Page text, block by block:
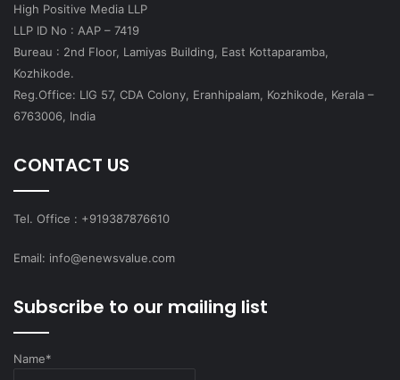
High Positive Media LLP
LLP ID No : AAP – 7419
Bureau : 2nd Floor, Lamiyas Building, East Kottaparamba,
Kozhikode.
Reg.Office: LIG 57, CDA Colony, Eranhipalam, Kozhikode, Kerala –
6763006, India
CONTACT US
Tel. Office : +919387876610
Email: info@enewsvalue.com
Subscribe to our mailing list
Name*